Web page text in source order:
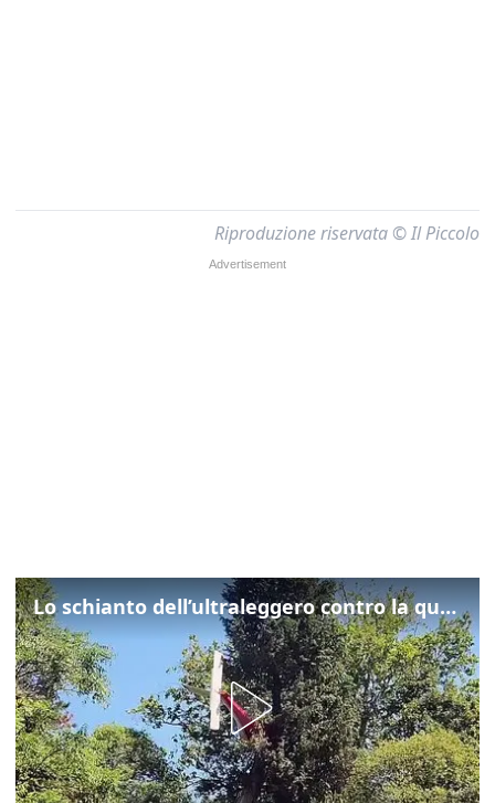
Riproduzione riservata © Il Piccolo
Lo schianto dell’ultraleggero contro la quercia: cosa è successo a Rivarotta